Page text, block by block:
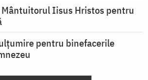
Mântuitorul Iisus Hristos pentru
pentru binefacerile